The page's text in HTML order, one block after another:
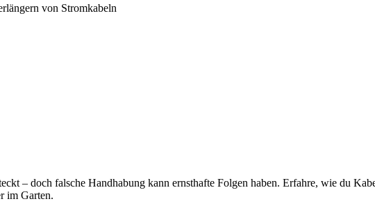
von Stromkabeln
– doch falsche Handhabung kann ernsthafte Folgen haben. Erfahre, wie du
im Garten.